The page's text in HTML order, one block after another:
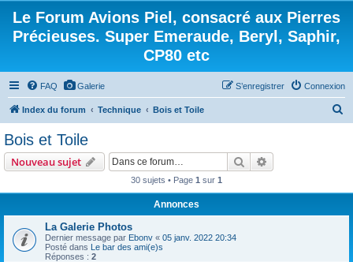
Le Forum Avions Piel, consacré aux Pierres
Précieuses. Super Emeraude, Beryl, Saphir,
CP80 etc
FAQ Galerie Connexion
S’enregistrer
Index du forum Technique Bois et Toile
Bois et Toile
Nouveau sujet Rechercher
30 sujets • Page 1 sur 1
Annonces
La Galerie Photos
Dernier message par Ebonv « 05 janv. 2022 20:34
Posté dans Le bar des ami(e)s
Réponses : 2